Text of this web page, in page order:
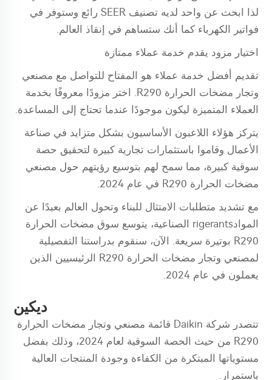
لذا ابحث عن واحد لديه تصنيف SEER رائع وستوفر في
فواتير الكهرباء كما أنك ستساهم في إنقاذ العالم.
اختيار مزود يقدم خدمة عملاء ممتازة
تقديم أفضل خدمة عملاء هو المفتاح للتواصل مع مصنعي
وتجار مضخات الحرارة R290. اختر مزودًا معروفًا بخدمة
العملاء المتميزة ليكون موجودًا عندما تحتاج إلى المساعدة.
يتركز هؤلاء اللاعبون الأساسيون بشكل متزايد في صناعة
الأعمال وقاموا باستثمارات تجارية كبيرة لتحقيق حصة
سوقية كبيرة، مما سمح لهم بتوسيع رؤيتهم حول مصنعي
مضخات الحرارة R290 في عام 2024.
مع تشديد متطلبات الامتثال للبناء وتحول العالم بعيدًا عن
الموادrigerants الصناعية، يتوسع سوق مضخات الحرارة
R290 بوتيرة سريعة. الآن، سنقوم بدراستنا التفصيلية
لمصنعي وتجار مضخات الحرارة R290 الرئيسيين الذين
يعملون في عام 2024.
ديكين
تتصدر شركة Daikin قائمة مصنعي وتجار مضخات الحرارة
R290 من حيث الحصة السوقية لعام 2024، وذلك بفضل
مستوياتها المبتكرة من الكفاءة وجودة المنتجات العالية
باستمرار.